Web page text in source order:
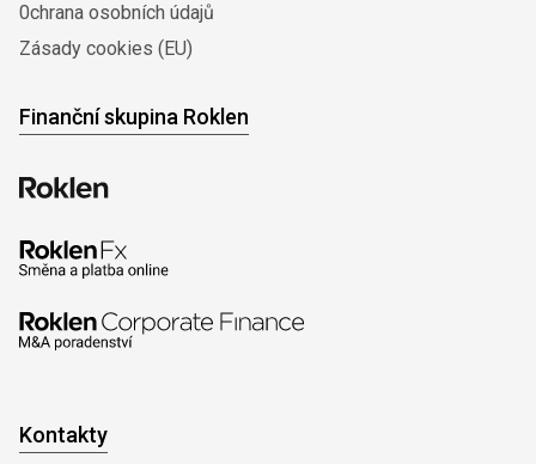
0chrana osobních údajů
Zásady cookies (EU)
Finanční skupina Roklen
Kontakty